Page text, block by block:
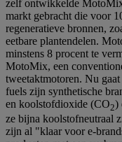
zelf ontwikkelde
markt gebracht die voor
regeneratieve bronnen,
eetbare plantendelen.
minstens 8 procent te
MotoMix, een
tweetaktmotoren. Nu
fuels zijn synthetische
en koolstofdioxide (CO2)
ze bijna koolstofneutraal
zijn al "klaar voor e-